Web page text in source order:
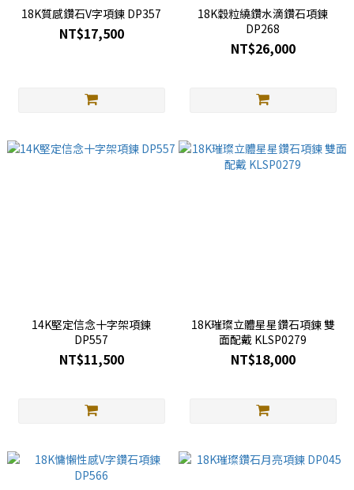
18K質感鑽石V字項鍊 DP357
NT$17,500
18K穀粒繞鑽水滴鑽石項鍊
DP268
NT$26,000
14K堅定信念十字架項鍊
DP557
NT$11,500
18K璀璨立體星星鑽石項鍊 雙
面配戴 KLSP0279
NT$18,000